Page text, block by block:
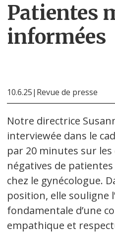
Patientes
informées
10.6.25| Revue de presse
Notre directrice
interviewée dans le
par 20 minutes sur
négatives de
chez le gynécologue.
position, elle souligne
fondamentale d’une
empathique et